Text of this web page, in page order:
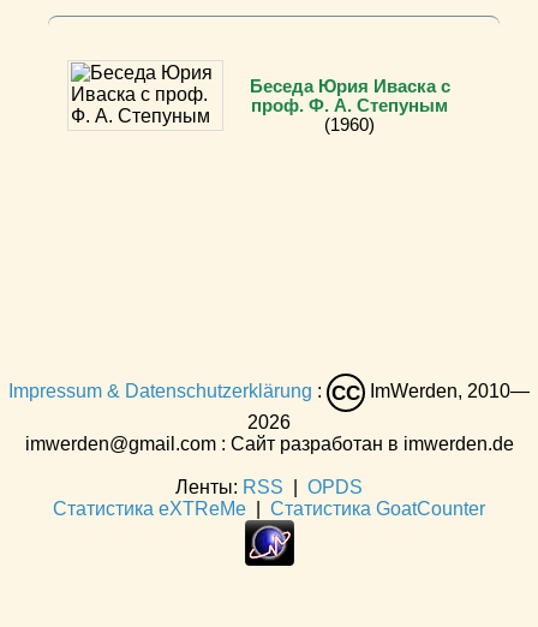
Беседа Юрия Иваска с
проф. Ф. А. Степуным
(1960)
Impressum & Datenschutzerklärung : CC
ImWerden, 2010—
2026
imwerden@gmail.com : Сайт разработан в imwerden.de
Ленты: RSS
OPDS
Статистика eXTReMe
Статистика GoatCounter